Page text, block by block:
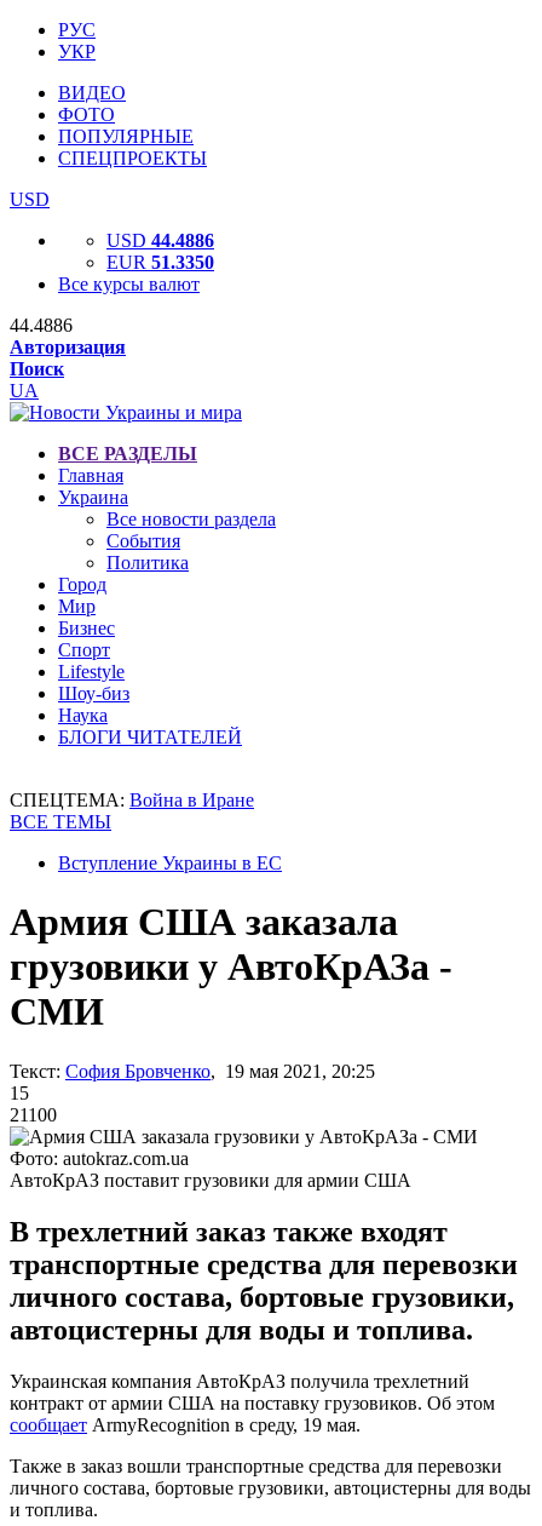
РУС
УКР
ВИДЕО
ФОТО
ПОПУЛЯРНЫЕ
СПЕЦПРОЕКТЫ
USD
USD 44.4886
EUR 51.3350
Все курсы валют
44.4886
Авторизация
Поиск
UA
ВСЕ РАЗДЕЛЫ
Главная
Украина
Все новости раздела
События
Политика
Город
Мир
Бизнес
Спорт
Lifestyle
Шоу-биз
Наука
БЛОГИ ЧИТАТЕЛЕЙ
СПЕЦТЕМА: Война в Иране
ВСЕ ТЕМЫ
Вступление Украины в ЕС
Армия США заказала
грузовики у АвтоКрАЗа -
СМИ
Текст: София Бровченко, 19 мая 2021, 20:25
15
21100
Фото: autokraz.com.ua
АвтоКрАЗ поставит грузовики для армии США
В трехлетний заказ также входят
транспортные средства для перевозки
личного состава, бортовые грузовики,
автоцистерны для воды и топлива.
Украинская компания АвтоКрАЗ получила трехлетний
контракт от армии США на поставку грузовиков. Об этом
сообщает ArmyRecognition в среду, 19 мая.
Также в заказ вошли транспортные средства для перевозки
личного состава, бортовые грузовики, автоцистерны для воды
и топлива.